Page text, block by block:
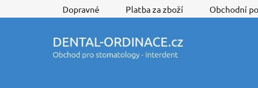
na
Dopravné Platba za zboží Obchodní